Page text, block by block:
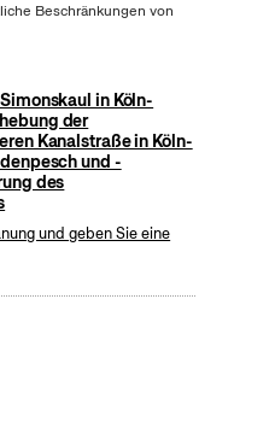
Beschränkungen von
in Köln-
der
Kanalstraße in Köln-
und -
des
und geben Sie eine